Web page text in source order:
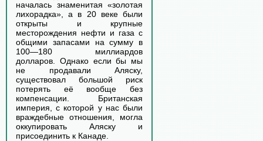
началась знаменитая «золотая
лихорадка», а в 20 веке были
открыты и крупные
месторождения нефти и газа с
общими запасами на сумму в
100—180 миллиардов
долларов. Однако если бы мы
не продавали Аляску,
существовал большой риск
потерять её вообще без
компенсации. Британская
империя, с которой у нас были
враждебные отношения, могла
оккупировать Аляску и
присоединить к Канаде.